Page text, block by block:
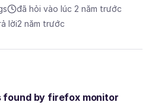
đã hỏi vào lúc 2 năm trước
lời2 năm trước
found by firefox monitor